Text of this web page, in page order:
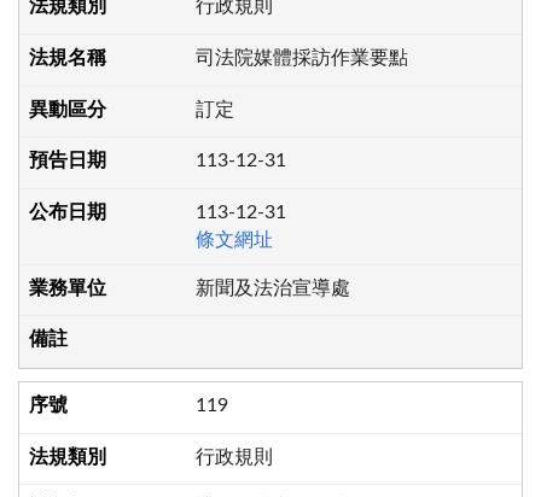
行政規則
司法院媒體採訪作業要點
訂定
113-12-31
113-12-31
條文網址
新聞及法治宣導處
119
行政規則